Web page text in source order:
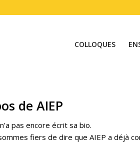
COLLOQUES
de AIEP
pas encore écrit sa bio.
fiers de dire que AIEP a déjà